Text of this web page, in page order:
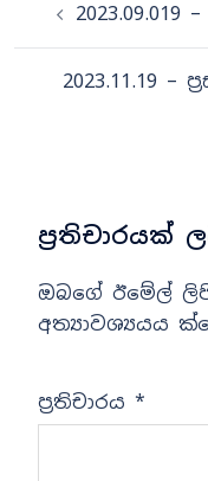
navigation
2023.09.019
2023.11.19 –
ප්‍රතිචාරයක්
ඔබගේ ඊමේල්
අත්‍යාවශ්‍යයය
ප්‍රතිචාරය *